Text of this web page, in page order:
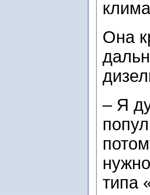
Она
– Я
типа